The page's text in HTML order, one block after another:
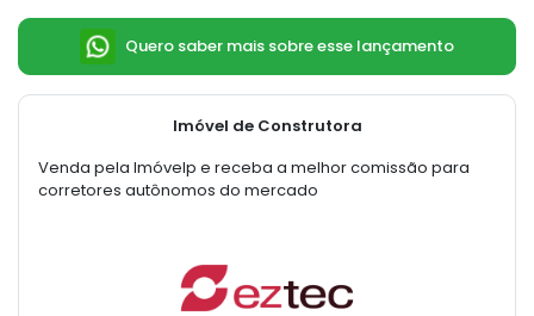
Quero saber mais sobre esse lançamento
Imóvel de Construtora
Venda pela Imóvelp e receba a melhor comissão para
corretores autônomos do mercado